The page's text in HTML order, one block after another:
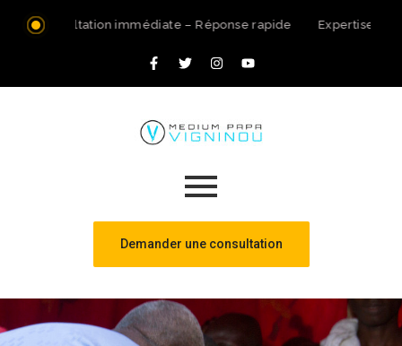
Consultation immédiate – Réponse rapide Expertise
Demander une consultation